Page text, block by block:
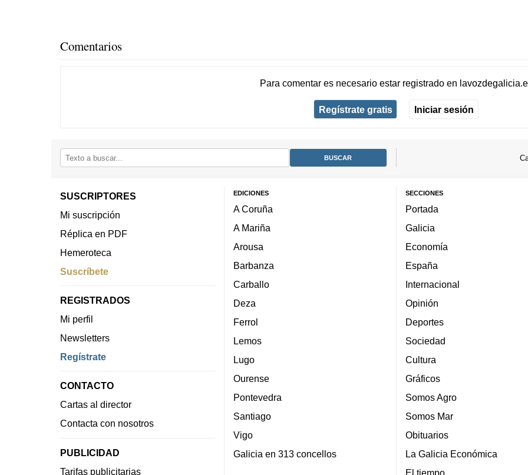
Comentarios
Para comentar es necesario estar registradoen
Regístrate gratis Iniciar sesión
SUSCRIPTORES
Mi suscripción
Réplica en PDF
Hemeroteca
Suscríbete
REGISTRADOS
Mi perfil
Newsletters
Regístrate
CONTACTO
Cartas al director
Contacta con nosotros
PUBLICIDAD
Tarifas publicitarias
EDICIONES
A Coruña
A Mariña
Arousa
Barbanza
Carballo
Deza
Ferrol
Lemos
Lugo
Ourense
Pontevedra
Santiago
Vigo
Galicia en 313 concellos
SECCIONES
Portada
Galicia
Economía
España
Internacional
Opinión
Deportes
Sociedad
Cultura
Gráficos
Somos Agro
Somos Mar
Obituarios
La Galicia Económica
El tiempo